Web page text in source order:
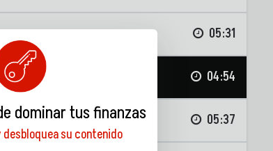
05:31
tradear? 04:54
05:37
dominar tus finanzas
desbloquea su contenido